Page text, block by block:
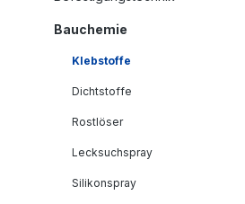
Bauchemie
Klebstoffe
Dichtstoffe
Rostlöser
Lecksuchspray
Silikonspray